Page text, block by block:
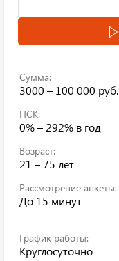
Сумма:
3000 – 100 000 руб.
ПСК:
0% – 292% в год
Возраст:
21 – 75 лет
Рассмотрение анкеты:
До 15 минут
График работы:
Круглосуточно